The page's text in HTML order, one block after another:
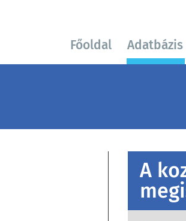
Főoldal Adatbázis
A